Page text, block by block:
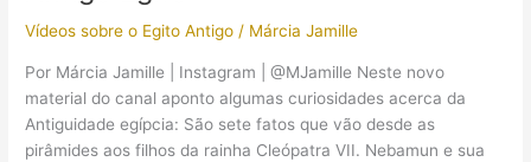
3.000
anos
após
sua
morte?
Vídeos sobre o Egito Antigo / Márcia Jamille
Por Márcia Jamille | Instagram | @MJamille Neste novo
material do canal aponto algumas curiosidades acerca da
Antiguidade egípcia: São sete fatos que vão desde as
pirâmides aos filhos da rainha Cleópatra VII. Nebamun e sua